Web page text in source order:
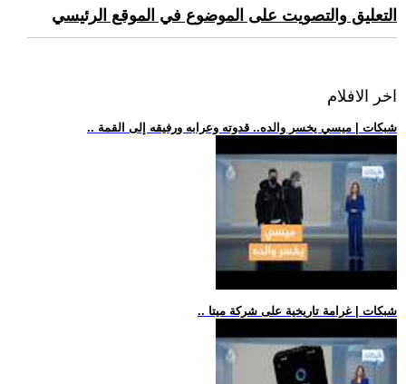
التعليق والتصويت على الموضوع في الموقع الرئيسي
اخر الافلام
.. شبكات | ميسي يخسر والده.. قدوته وعرابه ورفيقه إلى القمة
.. شبكات | غرامة تاريخية على شركة ميتا